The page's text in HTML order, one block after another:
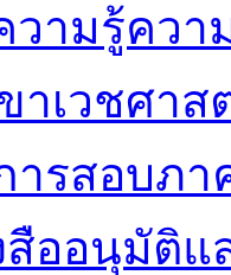
วามรู้คว
าเวชศา
รสอบภา
ออนุมัติแ